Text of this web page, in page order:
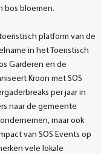
bos bloemen.
platform van de
in het Toeristisch
Garderen en de
Kroon met SOS
per jaar in
naar de gemeente
maar ook
van SOS Events op
vele lokale